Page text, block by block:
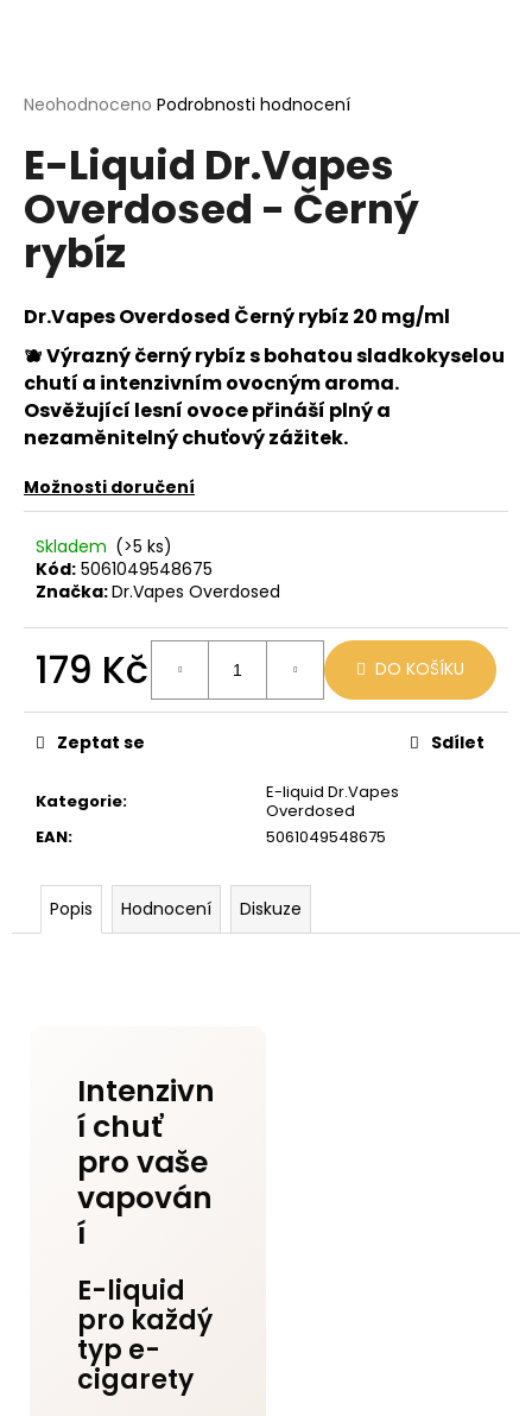
Průměrné
produktu
je
0,0
z
5
hvězdiček.
Neohodnoceno Podrobnosti hodnocení
E-Liquid Dr.Vapes
Overdosed - Černý
rybíz
Dr.Vapes Overdosed Černý rybíz 20 mg/ml
🫐Výrazný černý rybíz s bohatou sladkokyselou
chutí a intenzivním ovocným aroma.
Osvěžující lesní ovoce přináší plný a
nezaměnitelný chuťový zážitek.
Možnosti doručení
Skladem (>5 ks)
Kód: 5061049548675
Značka:Dr.Vapes Overdosed
179 Kč
cena:
DO KOŠÍKU
Kategorie:
E-liquid Dr.Vapes
Overdosed
EAN: 5061049548675
Zeptat se Sdílet
Popis Hodnocení Diskuze
Intenzivn
í chuť
pro vaše
vapován
í
E-liquid
pro každý
typ e-
cigarety
í
t
?
D
o
p
r
u
č
u
e
LIO
POD
FRUIT
59
Kč
99